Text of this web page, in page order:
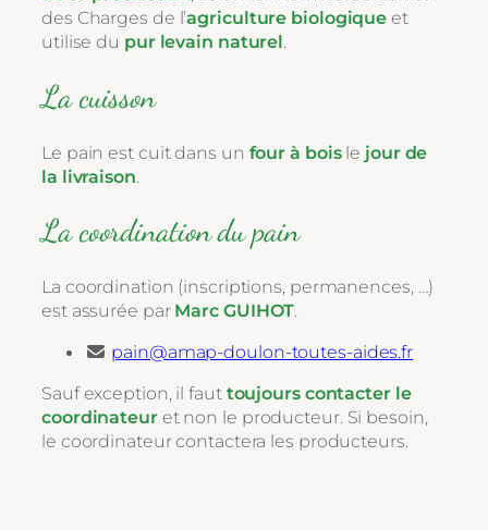
des Charges de l’agriculture biologique et
utilise du pur levain naturel.
La cuisson
Le pain est cuit dans un four à boisle jour de
la livraison.
La coordination du pain
La coordination (inscriptions, permanences, …)
est assurée par Marc GUIHOT.
pain@amap-doulon-toutes-aides.fr
Sauf exception, il faut toujours contacter le
coordinateuret non le producteur. Si besoin,
le coordinateur contactera les producteurs.